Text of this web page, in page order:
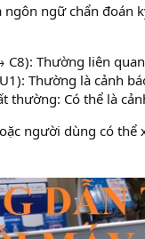
ngữ chẩn đoán
C8): Thường liên
Thường là cảnh
thường: Có thể là
người dùng có